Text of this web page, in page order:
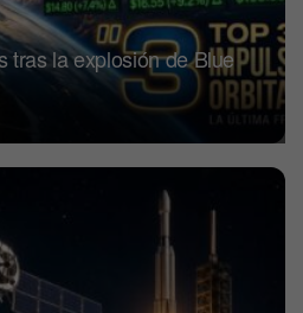
tras la explosión de Blue